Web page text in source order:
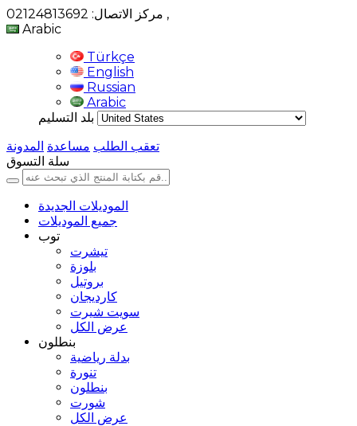
,
Arabic
Türkçe
English
Russian
Arabic
بلد التسليم
تعقب الطلب مساعدة المدونة
سلة التسوق
الموديلات الجديدة
جميع الموديلات
توب
تيشرت
بلوزة
بروتيل
كارديجان
سويت شيرت
عرض الكل
بنطلون
بدلة رياضية
تنورة
بنطلون
شورت
عرض الكل